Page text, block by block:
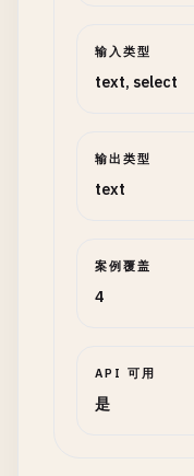
输入类型
text, select
输出类型
text
案例覆盖
4
API 可用
是